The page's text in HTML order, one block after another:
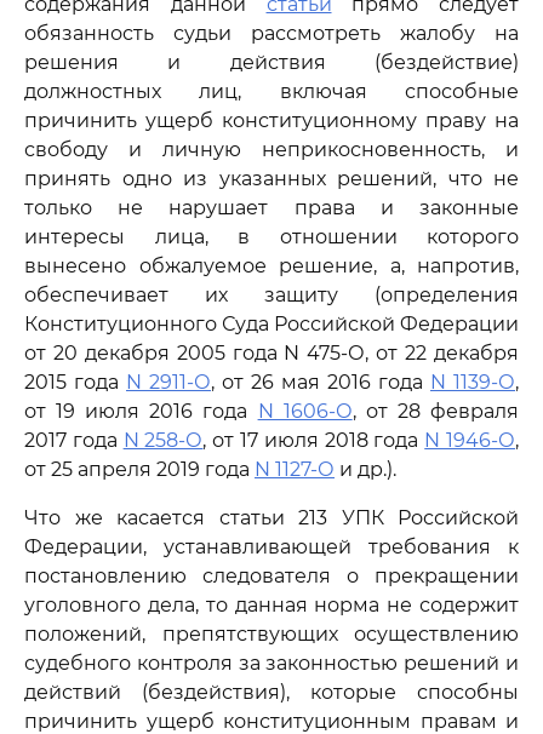
обязанность судьи рассмотреть жалобу на
решения и действия (бездействие)
должностных лиц, включая способные
причинить ущерб конституционному праву на
свободу и личную неприкосновенность, и
принять одно из указанных решений, что не
только не нарушает права и законные
интересы лица, в отношении которого
вынесено обжалуемое решение, а, напротив,
обеспечивает их защиту (определения
Конституционного Суда Российской Федерации
от 20 декабря 2005 года N 475-О, от 22 декабря
2015 года N 2911-О, от 26 мая 2016 года N 1139-О,
от 19 июля 2016 года N 1606-О, от 28 февраля
2017 года N 258-О, от 17 июля 2018 года N 1946-О,
от 25 апреля 2019 года N 1127-О и др.).
Что же касается статьи 213 УПК Российской
Федерации, устанавливающей требования к
постановлению следователя о прекращении
уголовного дела, то данная норма не содержит
положений, препятствующих осуществлению
судебного контроля за законностью решений и
действий (бездействия), которые способны
причинить ущерб конституционным правам и